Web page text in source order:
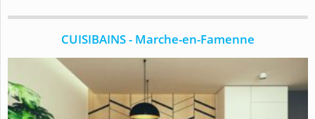
CUISIBAINS - Marche-en-Famenne